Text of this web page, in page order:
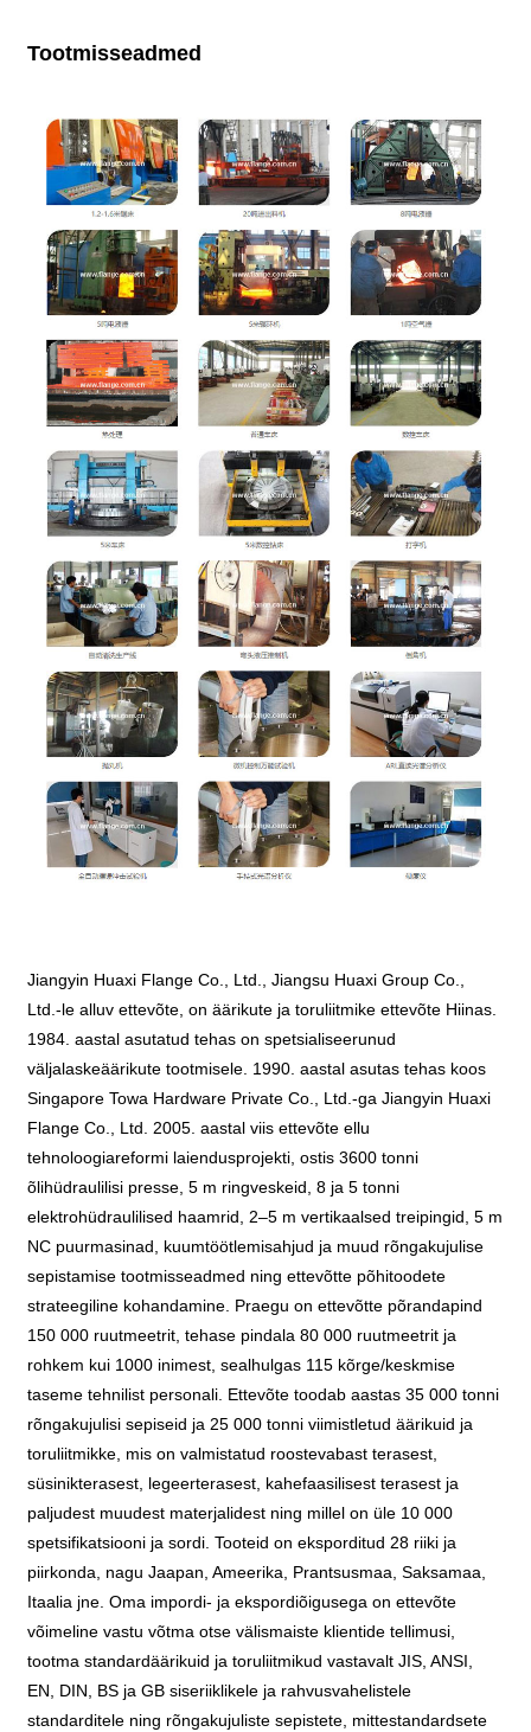
Tootmisseadmed
Jiangyin Huaxi Flange Co., Ltd., Jiangsu Huaxi Group Co.,
Ltd.-le alluv ettevõte, on äärikute ja toruliitmike ettevõte Hiinas.
1984. aastal asutatud tehas on spetsialiseerunud
väljalaskeäärikute tootmisele. 1990. aastal asutas tehas koos
Singapore Towa Hardware Private Co., Ltd.-ga Jiangyin Huaxi
Flange Co., Ltd. 2005. aastal viis ettevõte ellu
tehnoloogiareformi laiendusprojekti, ostis 3600 tonni
õlihüdraulilisi presse, 5 m ringveskeid, 8 ja 5 tonni
elektrohüdraulilised haamrid, 2–5 m vertikaalsed treipingid, 5 m
NC puurmasinad, kuumtöötlemisahjud ja muud rõngakujulise
sepistamise tootmisseadmed ning ettevõtte põhitoodete
strateegiline kohandamine. Praegu on ettevõtte põrandapind
150 000 ruutmeetrit, tehase pindala 80 000 ruutmeetrit ja
rohkem kui 1000 inimest, sealhulgas 115 kõrge/keskmise
taseme tehnilist personali. Ettevõte toodab aastas 35 000 tonni
rõngakujulisi sepiseid ja 25 000 tonni viimistletud äärikuid ja
toruliitmikke, mis on valmistatud roostevabast terasest,
süsinikterasest, legeerterasest, kahefaasilisest terasest ja
paljudest muudest materjalidest ning millel on üle 10 000
spetsifikatsiooni ja sordi. Tooteid on eksporditud 28 riiki ja
piirkonda, nagu Jaapan, Ameerika, Prantsusmaa, Saksamaa,
Itaalia jne. Oma impordi- ja ekspordiõigusega on ettevõte
võimeline vastu võtma otse välismaiste klientide tellimusi,
tootma standardäärikuid ja toruliitmikud vastavalt JIS, ANSI,
EN, DIN, BS ja GB siseriiklikele ja rahvusvahelistele
standarditele ning rõngakujuliste sepistete, mittestandardsete